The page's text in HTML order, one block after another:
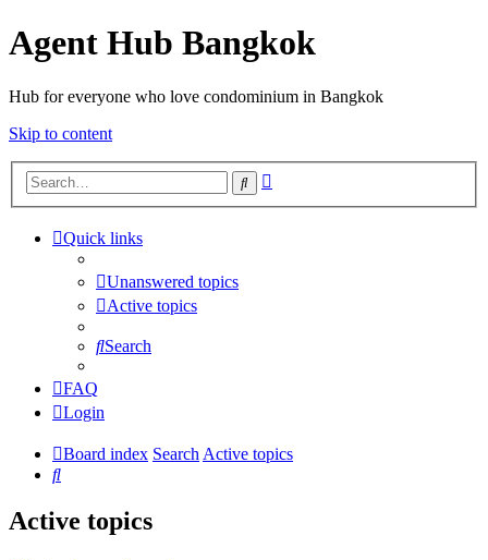
Agent Hub Bangkok
Hub for everyone who love condominium in Bangkok
Skip to content
Search
Quick links
Unanswered topics
Active topics
Search
FAQ
Login
Board index SearchActive topics
Search
Active topics